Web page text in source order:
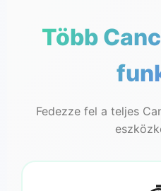
Több
Fedezze fel a teljes